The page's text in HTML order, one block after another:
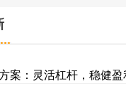
案：灵活杠杆，稳健